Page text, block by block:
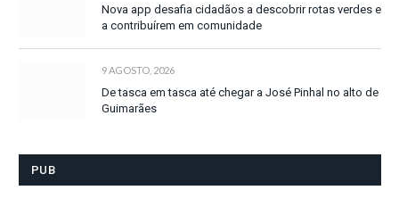
Nova app desafia cidadãos a descobrir rotas verdes e
a contribuírem em comunidade
9 AGOSTO, 2026
De tasca em tasca até chegar a José Pinhal no alto de
Guimarães
PUB